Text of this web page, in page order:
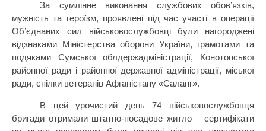
За сумлінне виконання службових обов’язків,
мужність та героїзм, проявлені під час участі в операції
Об’єднаних сил військовослужбовці були нагороджені
відзнаками Міністерства оборони України, грамотами та
подяками Сумської облдержадміністрації, Конотопської
районної ради і районної державної адміністрації, міської
ради, спілки ветеранів Афганістану «Саланг».
В цей урочистий день 74 військовослужбовця
бригади отримали штатно-посадове житло – сертифікати